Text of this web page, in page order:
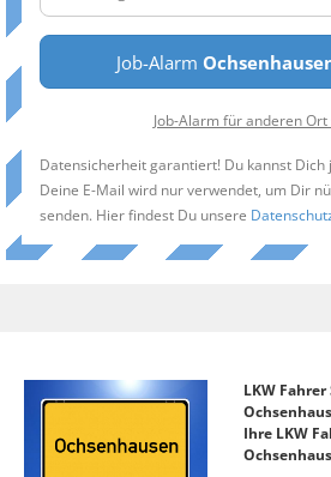
Job-Alarm
Job-Alarm für anderen Ort
Datensicherheit garantiert! Du kannst
Deine E-Mail wird nur verwendet, um Dir
senden. Hier findest Du unsere
LKW
Ihre LKW